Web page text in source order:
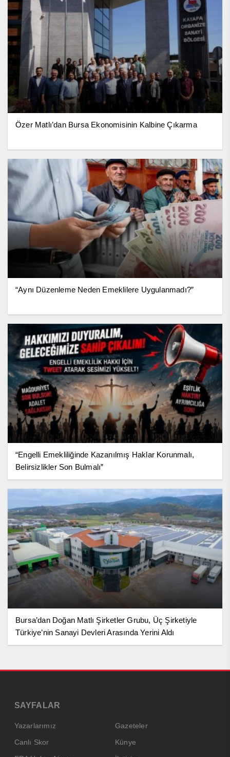
Özer Matlı’dan Bursa Ekonomisinin Kalbine Çıkarma
“Aynı Düzenleme Neden Emeklilere Uygulanmadı?”
“Engelli Emekliliğinde Kazanılmış Haklar Korunmalı,
Belirsizlikler Son Bulmalı”
Bursa’dan Doğan Matlı Şirketler Grubu, Üç Şirketiyle
Türkiye’nin Sanayi Devleri Arasında Yerini Aldı
SAYFALAR
Yazarlarımız
Gazeteler
Canlı Skor
Künye